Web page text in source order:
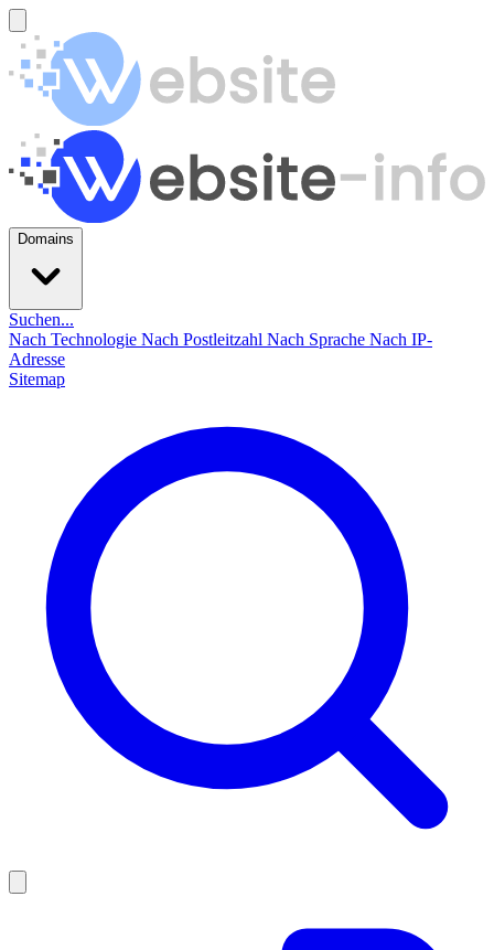
Domains
Suchen...
Nach Technologie Nach Postleitzahl Nach Sprache Nach IP-
Adresse
Sitemap